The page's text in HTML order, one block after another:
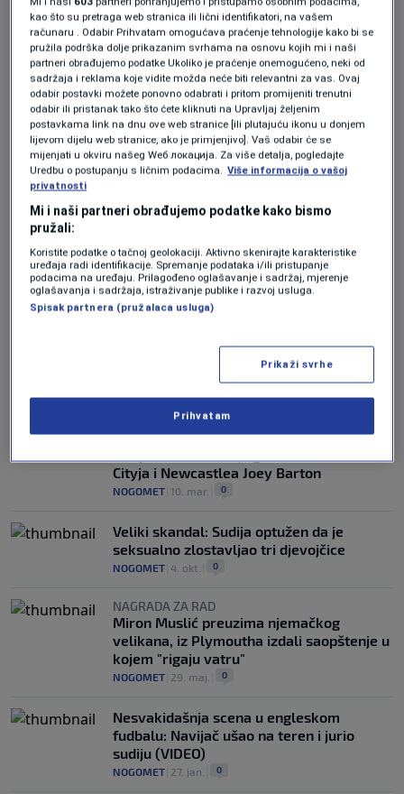
Jakirović izbacio Begovića i Leicester u
niži rang, ali ispao iz pozicije koja vodi u
doigravanje!
NOGOMET |21. apr.| 0
RASPAD SISTEMA
Dok se nekadašnji prvak Engleske nalazi
pred ispadanjem u treću ligu, zvijezda
tima brutalno vrijeđa navijače (VIDEO)
NOGOMET| 19. apr.| 0
Oglas
NEMA MIRA
Cityja i Newcastlea Joey Barton
NOGOMET 10. mar. 0
Veliki skandal: Sudija optužen da je
seksualno zlostavljao tri djevojčice
NOGOMET 4. okt. 0
NAGRADA ZA RAD
Miron Muslić preuzima njemačkog
velikana, iz Plymoutha izdali saopštenje u
kojem "rigaju vatru"
NOGOMET 29. maj. 0
Nesvakidašnja scena u engleskom
fudbalu: Navijač ušao na teren i jurio
sudiju (VIDEO)
NOGOMET 27. jan. 0
kao što su pretraga web stranica ili lični identifikatori, na vašem
računaru . Odabir Prihvatam omogućava praćenje tehnologije kako bi se
pružila podrška dolje prikazanim svrhama na osnovu kojih mi i naši
partneri obrađujemo podatke Ukoliko je praćenje onemogućeno, neki od
sadržaja i reklama koje vidite možda neće biti relevantni za vas. Ovaj
odabir postavki možete ponovno odabrati i pritom promijeniti trenutni
odabir ili pristanak tako što ćete kliknuti na Upravljaj željenim
postavkama link na dnu ove web stranice [ili plutajuću ikonu u donjem
lijevom dijelu web stranice, ako je primjenjivo]. Vaš odabir će se
mijenjati u okviru našeg Wеб локација. Za više detalja, pogledajte
Uredbu o postupanju s ličnim podacima. Više informacija o vašoj
privatnosti
Mi i naši partneri obrađujemo podatke kako bismo
pružali:
Koristite podatke o tačnoj geolokaciji. Aktivno skenirajte karakteristike
uređaja radi identifikacije. Spremanje podataka i/ili pristupanje
podacima na uređaju. Prilagođeno oglašavanje i sadržaj, mjerenje
oglašavanja i sadržaja, istraživanje publike i razvoj usluga.
Spisak partnera (pružalaca usluga)
Prikaži svrhe
Prihvatam